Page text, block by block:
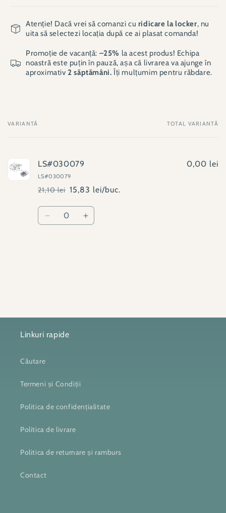
Atenție! Dacă vrei să comanzi cu ridicare la locker, nu
uita să selectezi locația după ce ai plasat comanda!
Promoție de vacanță: –25% la acest produs! Echipa
noastră este puțin în pauză, așa că livrarea va ajunge în
aproximativ 2 săptămâni. Îți mulțumim pentru răbdare.
Coșul
VARIANTĂ TOTAL VARIANTĂ
LS#030079
LS#030079
Preț
obișnuit
21,10 lei
Preț
redus
15,83 lei/buc.
0,00 lei
Cantitate
Reduceți
Creșteți
Linkuri rapide
Căutare
Termeni și Condiții
Politica de confidențialitate
Politica de livrare
Politica de returnare și ramburs
Contact